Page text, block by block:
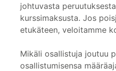
johtuvasta
kurssimaksusta. Jos
etukäteen, veloitamme
Mikäli osallistuja joutuu
osallistumisensa